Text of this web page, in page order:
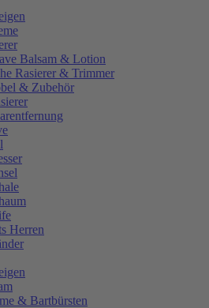
Balsam & Lotion
Rasierer & Trimmer
& Zubehör
Herren
& Bartbürsten